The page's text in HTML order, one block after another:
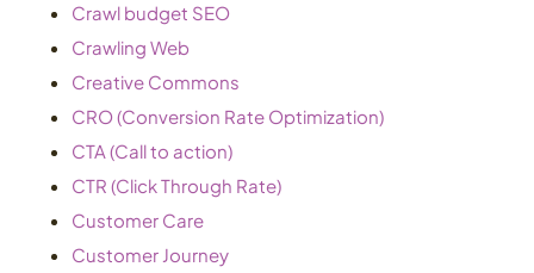
Crawl budget SEO
Crawling Web
Creative Commons
CRO (Conversion Rate Optimization)
CTA (Call to action)
CTR (Click Through Rate)
Customer Care
Customer Journey